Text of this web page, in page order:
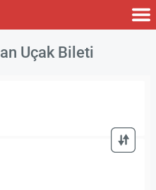
Uçak Bileti